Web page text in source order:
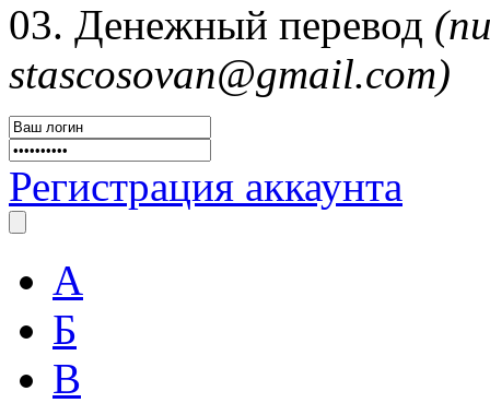
03. Денежный перевод
stascosovan@gmail.com)
Регистрация аккаунта
А
Б
В